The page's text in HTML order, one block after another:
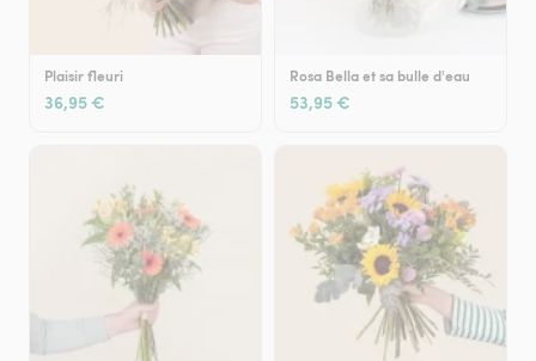
Plaisir fleuri
36,95 €
Rosa Bella et sa bulle d'eau
53,95 €